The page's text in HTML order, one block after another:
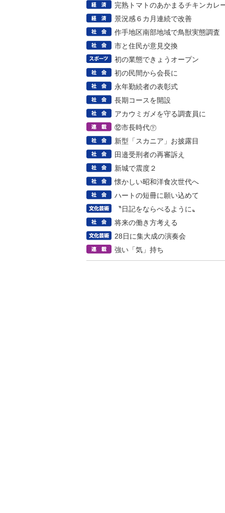
完熟トマトのあかまるチキンカレ
景況感６カ月連続で改善
作手地区南部地域で鳥獣実態調査
市と住民が意見交換
初の業態できょうオープン
初の民間から会長に
永年勤続者の表彰式
長期コースを開設
アカウミガメを守る調査員に
⑫市長時代㊦
新型「スカニア」お披露目
田邉受刑者の再審訴え
新城で震度２
懐かしい昭和洋食次世代へ
ハートの短冊に願い込めて
〝日記をならべるように〟
将来の働き方考える
28日に集大成の演奏会
強い「気」持ち